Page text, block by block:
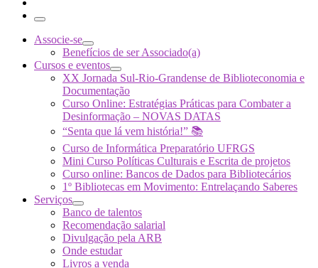
Menu
Associe-se
Benefícios de ser Associado(a)
Cursos e eventos
XX Jornada Sul-Rio-Grandense de Biblioteconomia e
Documentação
Curso Online: Estratégias Práticas para Combater a
Desinformação – NOVAS DATAS
“Senta que lá vem história!” 📚
Curso de Informática Preparatório UFRGS
Mini Curso Políticas Culturais e Escrita de projetos
Curso online: Bancos de Dados para Bibliotecários
1º Bibliotecas em Movimento: Entrelaçando Saberes
Serviços
Banco de talentos
Recomendação salarial
Divulgação pela ARB
Onde estudar
Livros a venda